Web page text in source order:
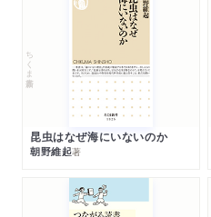
ちくま新書
昆虫はなぜ海にいないのか
朝野維起著